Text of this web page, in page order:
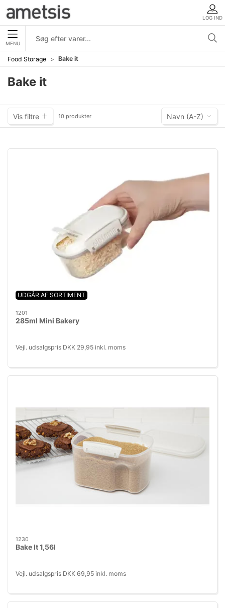
LOG IND
MENU
Food Storage Bake it
Bake it
Vis filtre 10 produkter Navn (A-Z)
UDGÅR AF SORTIMENT
1201
285ml Mini Bakery
Vejl. udsalgspris DKK 29,95 inkl. moms
1230
Bake It 1,56l
Vejl. udsalgspris DKK 69,95 inkl. moms